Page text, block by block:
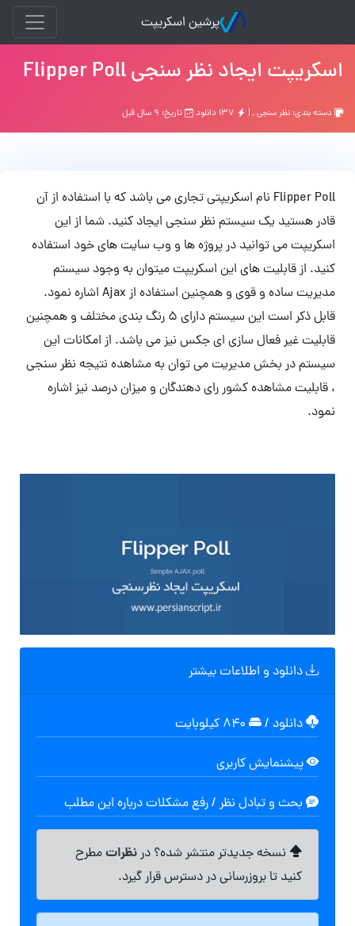
پرشین اسکریپت
اسکریپت ایجاد نظر سنجی Flipper Poll
دسته بندی: نظر سنجی, | تاریخ: ۹ سال قبل
Flipper Poll نام اسکریپتی تجاری می باشد که با استفاده از آن
قادر هستید یک سیستم نظر سنجی ایجاد کنید. شما از این
اسکریپت می توانید در پروژه ها و وب سایت های خود استفاده
کنید. از قابلیت های این اسکریپت میتوان به وجود سیستم
مدیریت ساده و قوی و همچنین استفاده از Ajax اشاره نمود.
قابل ذکر است این سیستم دارای 5 رنگ بندی مختلف و همچنین
قابلیت غیر فعال سازی ای جکس نیز می باشد. از امکانات این
سیستم در بخش مدیریت می توان به مشاهده نتیجه نظر سنجی
، قابلیت مشاهده کشور رای دهندگان و میزان درصد نیز اشاره
نمود.
دانلود و اطلاعات بیشتر
دانلود /
پیشنمایش کاربری
بحث و تبادل نظر / رفع مشکلات درباره این مطلب
نسخه جدیدتر منتشر شده؟ درنظراتمطرح
کنید تا بروزرسانی در دسترس قرار گیرد.